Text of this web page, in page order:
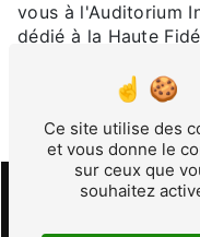
vous à l'Auditorium
dédié à la Haute
musique se
perfection sonore.
experts
écoute musicale
En savoir plus
Ce site utilise des
et vous donne le
sur ceux que
souhaitez